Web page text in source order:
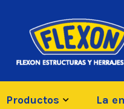
Productos La